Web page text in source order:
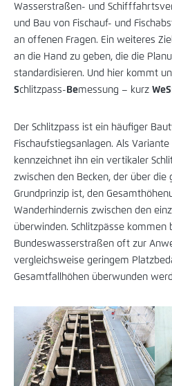
Wasserstraßen- und
und Bau von Fischauf- und
an offenen Fragen. Ein weiteres
an die Hand zu geben, die die
standardisieren. Und hier kommt
Schlitzpass-Bemessung – kurz
Der Schlitzpass ist ein häufiger
Fischaufstiegsanlagen. Als
kennzeichnet ihn ein vertikaler
zwischen den Becken, der über die
Grundprinzip ist, den
Wanderhindernis zwischen den
überwinden. Schlitzpässe kommen
Bundeswasserstraßen oft zur
vergleichsweise geringem
Gesamtfallhöhen überwunden